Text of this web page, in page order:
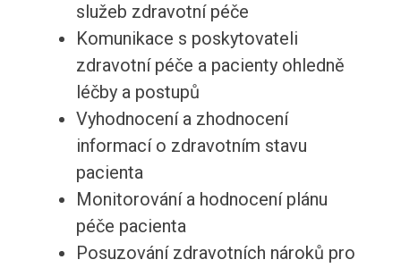
služeb zdravotní péče
Komunikace s poskytovateli
zdravotní péče a pacienty ohledně
léčby a postupů
Vyhodnocení a zhodnocení
informací o zdravotním stavu
pacienta
Monitorování a hodnocení plánu
péče pacienta
Posuzování zdravotních nároků pro